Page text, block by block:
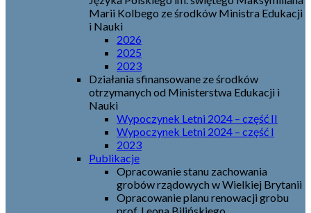
Marii Kolbego ze środków Ministra Edukacji
i Nauki
2026
2025
2023
Działania sfinansowane ze środków
otrzymanych od Ministerstwa Edukacji i
Nauki
Wypoczynek Letni 2024 – część II
Wypoczynek Letni 2024 – część I
2023
Publikacje
Opracowanie stanu zachowania
grobów rządowych w Wielkiej Brytanii
Opracowanie planu renowacji grobu